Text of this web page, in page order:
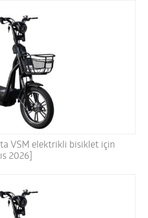
VSM elektrikli bisiklet için
2026]